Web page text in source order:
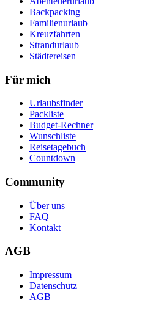
Backpacking
Familienurlaub
Kreuzfahrten
Strandurlaub
Städtereisen
Für mich
Urlaubsfinder
Packliste
Budget-Rechner
Wunschliste
Reisetagebuch
Countdown
Community
Über uns
FAQ
Kontakt
AGB
Impressum
Datenschutz
AGB